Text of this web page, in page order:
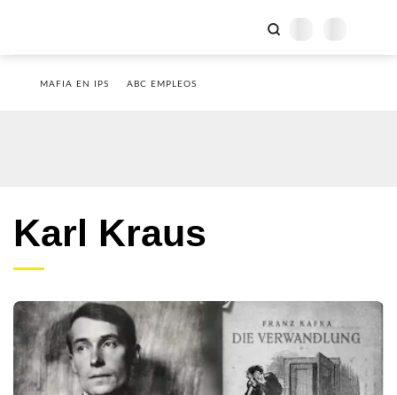
MAFIA EN IPS ABC EMPLEOS
Karl Kraus